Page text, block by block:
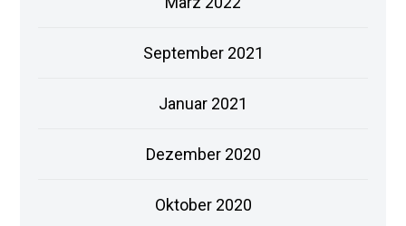
September 2021
Januar 2021
Dezember 2020
Oktober 2020